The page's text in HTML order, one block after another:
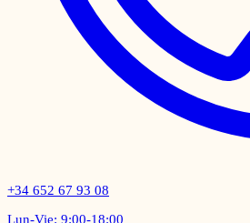
+34 652 67 93 08
Lun-Vie: 9:00-18:00